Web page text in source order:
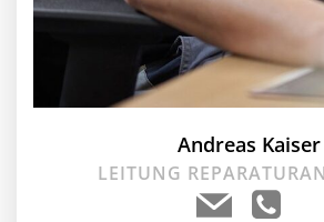
Andreas Kaiser
LEITUNG